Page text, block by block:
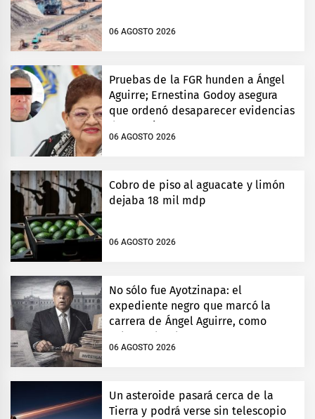
06 AGOSTO 2026
Pruebas de la FGR hunden a Ángel
Aguirre; Ernestina Godoy asegura
que ordenó desaparecer evidencias
de Ayotzinapa
06 AGOSTO 2026
Cobro de piso al aguacate y limón
dejaba 18 mil mdp
06 AGOSTO 2026
No sólo fue Ayotzinapa: el
expediente negro que marcó la
carrera de Ángel Aguirre, como
gobernador de Guerrero
06 AGOSTO 2026
Un asteroide pasará cerca de la
Tierra y podrá verse sin telescopio